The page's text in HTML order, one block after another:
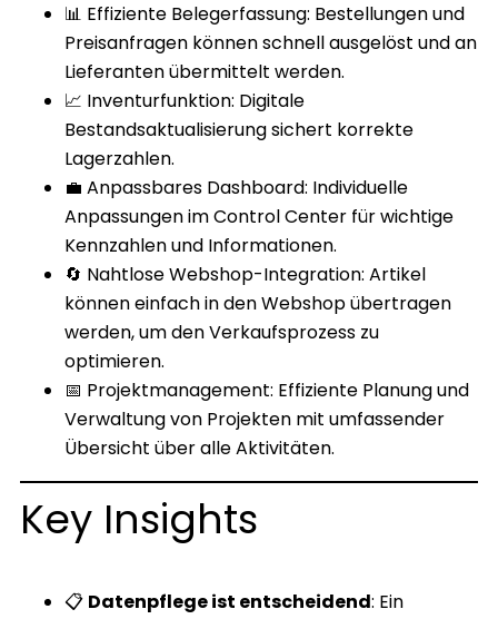
📊 Effiziente Belegerfassung: Bestellungen und
Preisanfragen können schnell ausgelöst und an
Lieferanten übermittelt werden.
📈 Inventurfunktion: Digitale
Bestandsaktualisierung sichert korrekte
Lagerzahlen.
💼 Anpassbares Dashboard: Individuelle
Anpassungen im Control Center für wichtige
Kennzahlen und Informationen.
🔄 Nahtlose Webshop-Integration: Artikel
können einfach in den Webshop übertragen
werden, um den Verkaufsprozess zu
optimieren.
📅 Projektmanagement: Effiziente Planung und
Verwaltung von Projekten mit umfassender
Übersicht über alle Aktivitäten.
Key Insights
📋 Datenpflege ist entscheidend: Ein